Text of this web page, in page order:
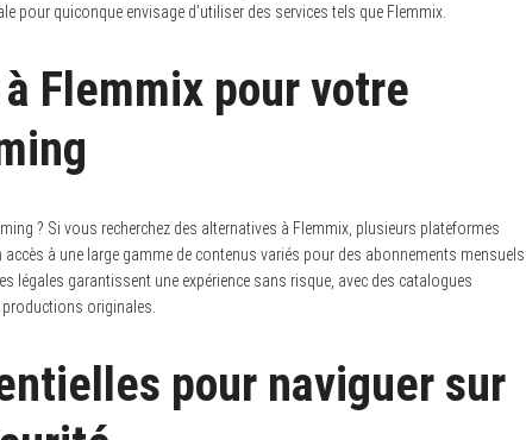
pour quiconque envisage d’utiliser des services tels que Flemmix.
Flemmix pour votre
? Si vous recherchez des alternatives à Flemmix, plusieurs plateformes
accès à une large gamme de contenus variés pour des abonnements mensuels
légales garantissent une expérience sans risque, avec des catalogues
originales.
pour naviguer sur